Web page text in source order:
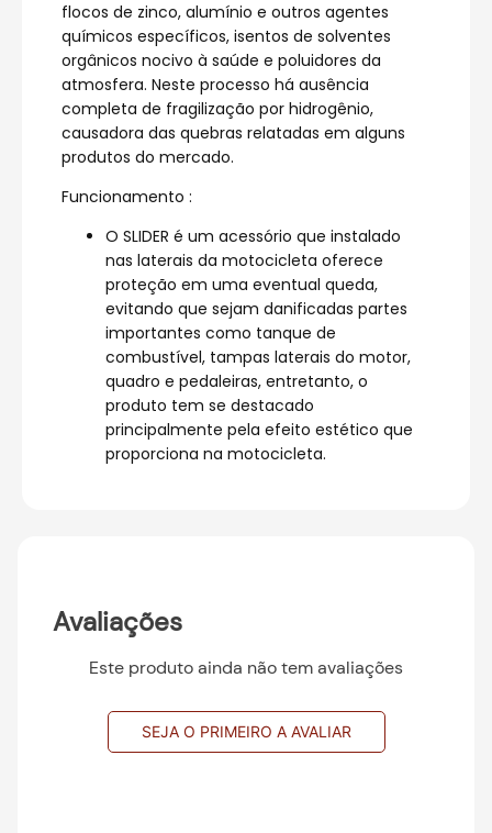
flocos de zinco, alumínio e outros agentes
químicos específicos, isentos de solventes
orgânicos nocivo à saúde e poluidores da
atmosfera. Neste processo há ausência
completa de fragilização por hidrogênio,
causadora das quebras relatadas em alguns
produtos do mercado.
Funcionamento :
O SLIDER é um acessório que instalado
nas laterais da motocicleta oferece
proteção em uma eventual queda,
evitando que sejam danificadas partes
importantes como tanque de
combustível, tampas laterais do motor,
quadro e pedaleiras, entretanto, o
produto tem se destacado
principalmente pela efeito estético que
proporciona na motocicleta.
Avaliações
Este produto ainda não tem avaliações
SEJA O PRIMEIRO A AVALIAR